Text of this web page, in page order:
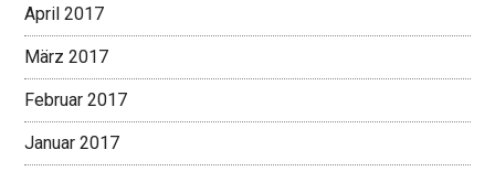
April 2017
März 2017
Februar 2017
Januar 2017